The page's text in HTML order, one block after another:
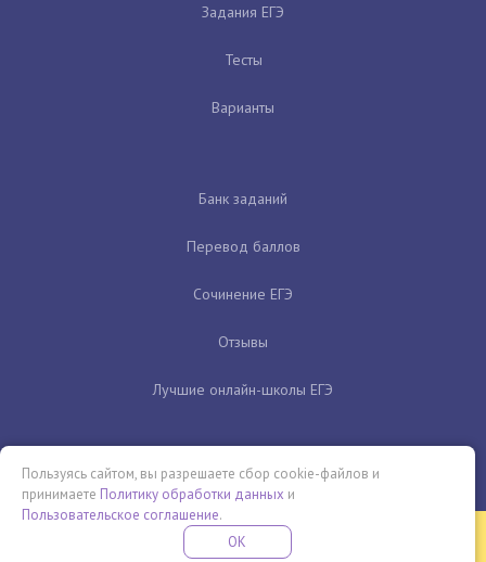
Задания ЕГЭ
Тесты
Варианты
Банк заданий
Перевод баллов
Сочинение ЕГЭ
Отзывы
Лучшие онлайн-школы ЕГЭ
Бесплатная летняя школа
ПРОВЕДИ ЭТО ЛЕТО С ПОЛЬЗОЙ
Пользуясь сайтом, вы разрешаете сбор cookie-файлов и
принимаете Политику обработки данных и
Пользовательское соглашение.
OK